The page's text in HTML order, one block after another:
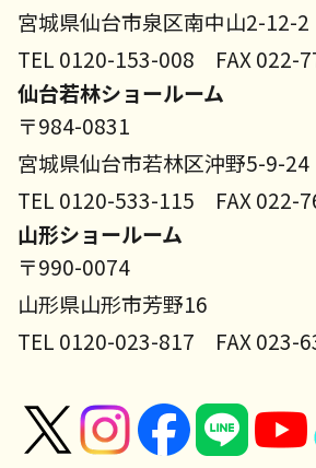
宮城県仙台市泉区南中山2-12-2
TEL 0120-153-008 FAX 022-
仙台若林ショールーム
〒984-0831
宮城県仙台市若林区沖野5-9-24
TEL 0120-533-115 FAX 022-
山形ショールーム
〒990-0074
山形県山形市芳野16
TEL 0120-023-817 FAX 023-